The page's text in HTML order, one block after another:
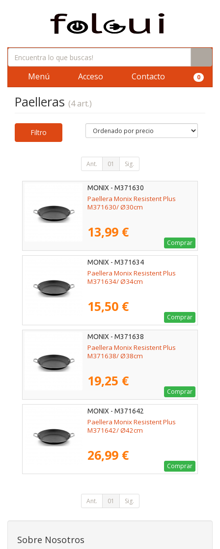
Menú Acceso Contacto 0
Paelleras (4 art.)
Filtro
Ant. 01 Sig.
MONIX - M371630
Paellera Monix Resistent Plus
M371630/ Ø30cm
13,99 €
Comprar
MONIX - M371634
Paellera Monix Resistent Plus
M371634/ Ø34cm
15,50 €
Comprar
MONIX - M371638
Paellera Monix Resistent Plus
M371638/ Ø38cm
19,25 €
Comprar
MONIX - M371642
Paellera Monix Resistent Plus
M371642/ Ø42cm
26,99 €
Comprar
Ant. 01 Sig.
Sobre Nosotros